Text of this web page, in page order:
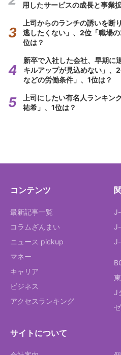
用したサービスの成長と事業
上司からのランチの誘いを
逃したくない」、2位「職場
位は？
新卒で入社した会社、早期
キルアップが見込めない」、
などの労働条件」、1位は？
上司にしたい有名人ランキ
祐希」、1位は？
コンテンツ
最新記事一覧
コラムざんまい
ニュース pickup
マネー
キャリア
ビジネス
アクセスランキング
J
サイトについて